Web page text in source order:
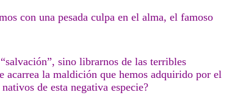
con una pesada culpa en el alma, el famoso
sino librarnos de las terribles
acarrea la maldición que hemos adquirido por el
nativos de esta negativa especie?